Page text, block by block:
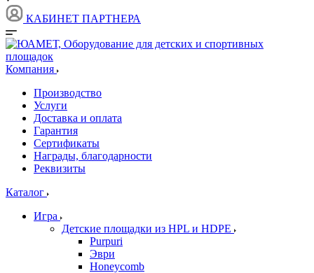
КАБИНЕТ ПАРТНЕРА
Компания
Производство
Услуги
Доставка и оплата
Гарантия
Сертификаты
Награды, благодарности
Реквизиты
Каталог
Игра
Детские площадки из HPL и HDPE
Purpuri
Эври
Honeycomb